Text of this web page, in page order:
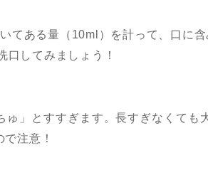
てある量（10ml）を計って、口に
してみましょう！
ゅ」とすすぎます。長すぎなくても
注意！